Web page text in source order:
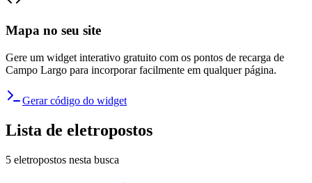
Mapa no seu site
Gere um widget interativo gratuito com os pontos de recarga de
Campo Largo para incorporar facilmente em qualquer página.
Gerar código do widget
Lista de eletropostos
5 eletropostos nesta busca